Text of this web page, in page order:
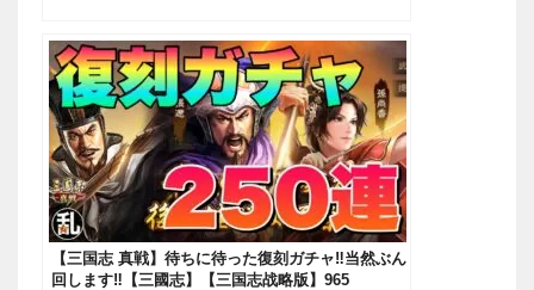
【三国志 真戦】待ちに待った復刻ガチャ‼当然ぶん
回します‼【三國志】【三国志战略版】965